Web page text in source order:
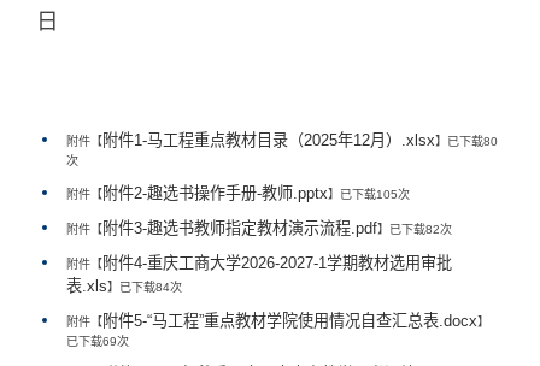
日
附件【 附件1-马工程重点教材目录（2025年12月）.xlsx】已下载80
次
附件【 附件2-趣选书操作手册-教师.pptx】已下载105次
附件【 附件3-趣选书教师指定教材演示流程.pdf】已下载82次
附件【 附件4-重庆工商大学2026-2027-1学期教材选用审批
表.xls】已下载84次
附件【 附件5-“马工程”重点教材学院使用情况自查汇总表.docx】
已下载69次